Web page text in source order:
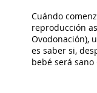
Cuándo
reproducción
Ovodonación),
es saber si,
bebé será